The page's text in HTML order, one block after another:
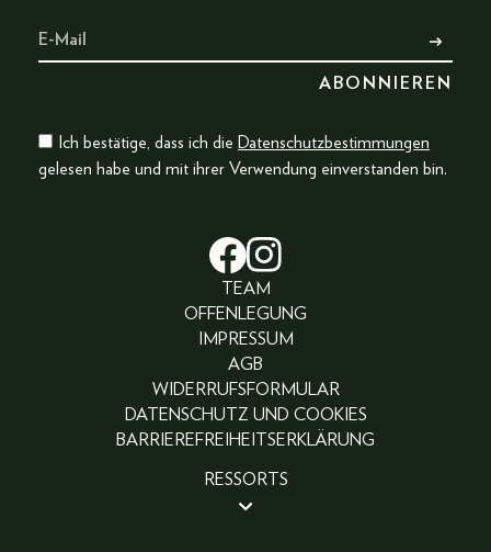
Ich bestätige, dass ich die Datenschutzbestimmungen
gelesen habe und mit ihrer Verwendung einverstanden bin.
TEAM
OFFENLEGUNG
IMPRESSUM
AGB
WIDERRUFSFORMULAR
DATENSCHUTZ UND COOKIES
BARRIEREFREIHEITSERKLÄRUNG
RESSORTS